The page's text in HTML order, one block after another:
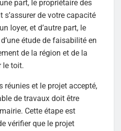
part, le propriétaire des
de votre capacité
loyer, et d’autre part, le
étude de faisabilité en
de la région et de la
le toit.
réunies et le projet accepté,
de travaux doit être
Cette étape est
vérifier que le projet